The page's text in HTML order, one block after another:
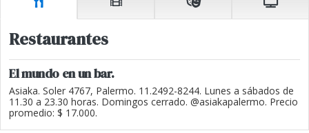
Restaurantes
El mundo en un bar.
Asiaka. Soler 4767, Palermo. 11.2492-8244. Lunes a sábados de
11.30 a 23.30 horas. Domingos cerrado. @asiakapalermo. Precio
promedio: $ 17.000.